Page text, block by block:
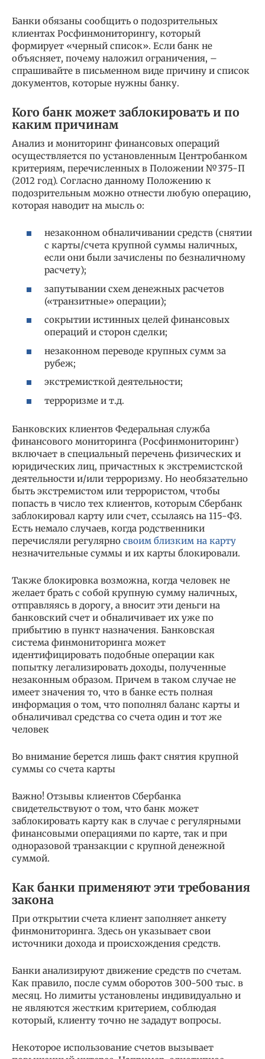
Банки обязаны сообщить о подозрительных
клиентах Росфинмониторингу, который
формирует «черный список». Если банк не
объясняет, почему наложил ограничения, –
спрашивайте в письменном виде причину и список
документов, которые нужны банку.
Кого банк может заблокировать и по
каким причинам
Анализ и мониторинг финансовых операций
осуществляется по установленным Центробанком
критериям, перечисленных в Положении №375-П
(2012 год). Согласно данному Положению к
подозрительным можно отнести любую операцию,
которая наводит на мысль о:
незаконном обналичивании средств (снятии
с карты/счета крупной суммы наличных,
если они были зачислены по безналичному
расчету);
запутывании схем денежных расчетов
(«транзитные» операции);
сокрытии истинных целей финансовых
операций и сторон сделки;
незаконном переводе крупных сумм за
рубеж;
экстремисткой деятельности;
терроризме и т.д.
Банковских клиентов Федеральная служба
финансового мониторинга (Росфинмониторинг)
включает в специальный перечень физических и
юридических лиц, причастных к экстремистской
деятельности и/или терроризму. Но необязательно
быть экстремистом или террористом, чтобы
попасть в число тех клиентов, которым Сбербанк
заблокировал карту или счет, ссылаясь на 115-ФЗ.
Есть немало случаев, когда родственники
перечисляли регулярно своим близким на карту
незначительные суммы и их карты блокировали.
Также блокировка возможна, когда человек не
желает брать с собой крупную сумму наличных,
отправляясь в дорогу, а вносит эти деньги на
банковский счет и обналичивает их уже по
прибытию в пункт назначения. Банковская
система финмониторинга может
идентифицировать подобные операции как
попытку легализировать доходы, полученные
незаконным образом. Причем в таком случае не
имеет значения то, что в банке есть полная
информация о том, что пополнял баланс карты и
обналичивал средства со счета один и тот же
человек
Во внимание берется лишь факт снятия крупной
суммы со счета карты
Важно! Отзывы клиентов Сбербанка
свидетельствуют о том, что банк может
заблокировать карту как в случае с регулярными
финансовыми операциями по карте, так и при
одноразовой транзакции с крупной денежной
суммой.
Как банки применяют эти требования
закона
При открытии счета клиент заполняет анкету
финмониторинга. Здесь он указывает свои
источники дохода и происхождения средств.
Банки анализируют движение средств по счетам.
Как правило, после сумм оборотов 300-500 тыс. в
месяц. Но лимиты установлены индивидуально и
не являются жестким критерием, соблюдая
который, клиенту точно не зададут вопросы.
Некоторое использование счетов вызывает